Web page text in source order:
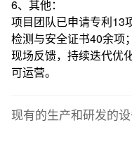
6、其他：
项目团队已申请专利13
检测与安全证书40余项
现场反馈，持续迭代优
可运营。
现有的生产和研发的设